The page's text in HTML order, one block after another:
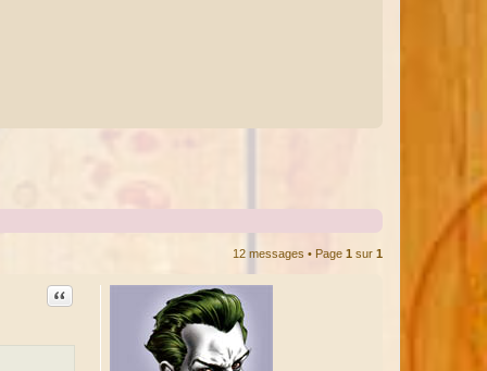
12 messages • Page 1 sur 1
Citation